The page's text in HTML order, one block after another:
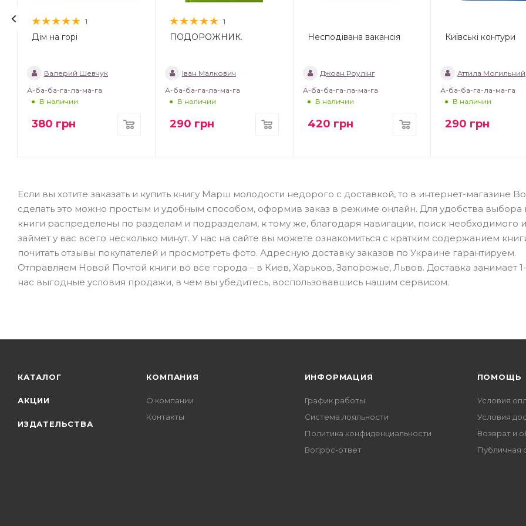
1
Дім на горі
Валерий Шевчук
А-ба-ба-га-ла-ма-га
В наличии
380 грн
1
ПОДОРОЖНИК.
Іван Малкович
А-ба-ба-га-ла-ма-га
В наличии
290 грн
Несподівана вакансія
Джоан Роулінг
А-ба-ба-га-ла-ма-га
В наличии
420 грн
Київські контури
Аттила Могильний
А-ба-ба-га-ла-ма-га
В наличии
290 грн
Если вы хотите заказать и купить книгу Марш молодости недорого с доставкой, то в интернет-магазине
сделать это можно простым и удобным способом, оформив заказ в режиме онлайн. Для удобства выбора
книги распределены по разделам и подразделам, к тому же, благодаря навигации, поиск необходимого
займет у вас всего несколько минут. У нас на сайте вы можете ознакомиться с кратким содержанием
почитать отзывы покупателей и просмотреть фото. Адресную доставку заказов по Украине гарантируем.
Отправляем Новой Почтой книги во все города – в Киев, Харьков, Запорожье, Львов. Доставка занимает
нас выгодные условия продажи, в чем вы убедитесь, воспользовавшись нашим сервисом.
КАТАЛОГ
АКЦИИ
ИЗДАТЕЛЬСТВА
КОМПАНИЯ
О компании
Контакты
ИНФОРМАЦИЯ
График работы
Система лояльности
Политика конфиденциальности
Вопрос-ответ
ПОМОЩЬ
Условия
Условия
Возврат и
Публичная